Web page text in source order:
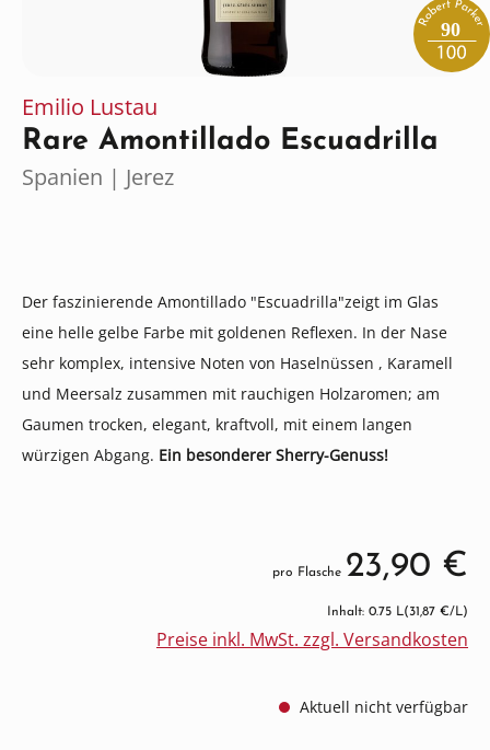
90
Emilio Lustau
Rare Amontillado Escuadrilla
Spanien | Jerez
Der faszinierende Amontillado "Escuadrilla"zeigt im Glas
eine helle gelbe Farbe mit goldenen Reflexen. In der Nase
sehr komplex, intensive Noten von Haselnüssen , Karamell
und Meersalz zusammen mit rauchigen Holzaromen; am
Gaumen trocken, elegant, kraftvoll, mit einem langen
würzigen Abgang. Ein besonderer Sherry-Genuss!
pro Flasche 23,90 €
Inhalt: 0.75 L(31,87 €/L)
Preise inkl. MwSt. zzgl. Versandkosten
Aktuell nicht verfügbar